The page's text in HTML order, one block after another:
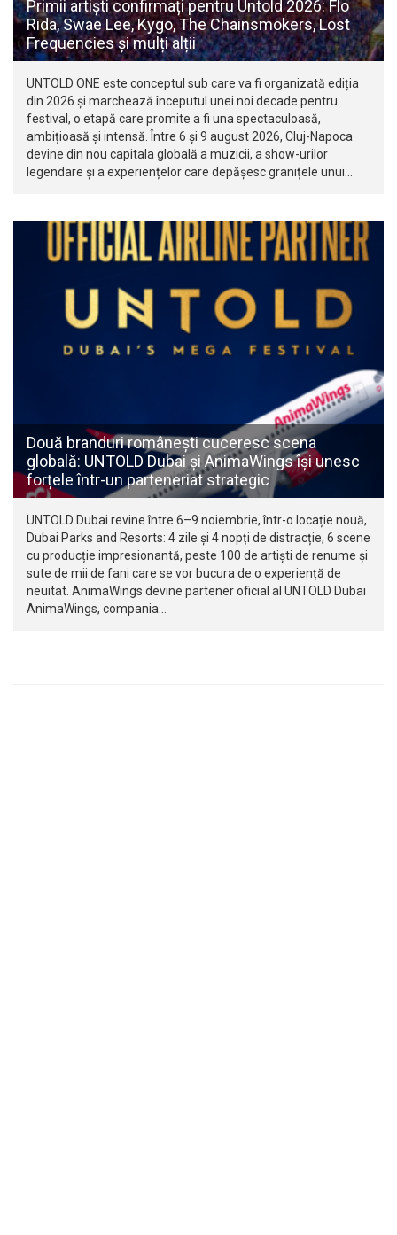
Primii artiști confirmați pentru Untold 2026: Flo
Rida, Swae Lee, Kygo, The Chainsmokers, Lost
Frequencies și mulți alții
UNTOLD ONE este conceptul sub care va fi organizată ediția
din 2026 și marchează începutul unei noi decade pentru
festival, o etapă care promite a fi una spectaculoasă,
ambițioasă și intensă. Între 6 și 9 august 2026, Cluj-Napoca
devine din nou capitala globală a muzicii, a show-urilor
legendare și a experiențelor care depășesc granițele unui…
Două branduri românești cuceresc scena
globală: UNTOLD Dubai și AnimaWings își unesc
forțele într-un parteneriat strategic
UNTOLD Dubai revine între 6–9 noiembrie, într-o locație nouă,
Dubai Parks and Resorts: 4 zile și 4 nopți de distracție, 6 scene
cu producție impresionantă, peste 100 de artiști de renume și
sute de mii de fani care se vor bucura de o experiență de
neuitat. AnimaWings devine partener oficial al UNTOLD Dubai
AnimaWings, compania…